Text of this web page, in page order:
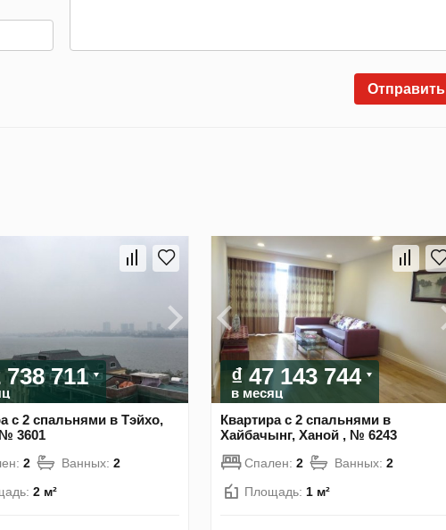
Отправить
738 711
с 2 спальнями в Тэйхо,
3601
2 Ванных: 2
2 м²
₫ 47 143 744
в месяц
Квартира с 2 спальнями в
Хайбачынг, Ханой , № 6243
Спален: 2 Ванных: 2
Площадь: 1 м²